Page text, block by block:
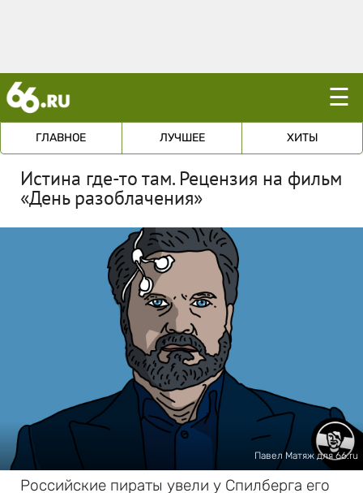
☰
ГЛАВНОЕ ЛУЧШЕЕ ХИТЫ
Истина где-то там. Рецензия на фильм
«День разоблачения»
Павел Матяж для 66.ru
Российские пираты увели у Спилберга его